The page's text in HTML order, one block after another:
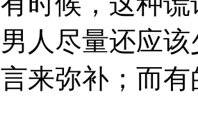
人尽量还应
来弥补；而